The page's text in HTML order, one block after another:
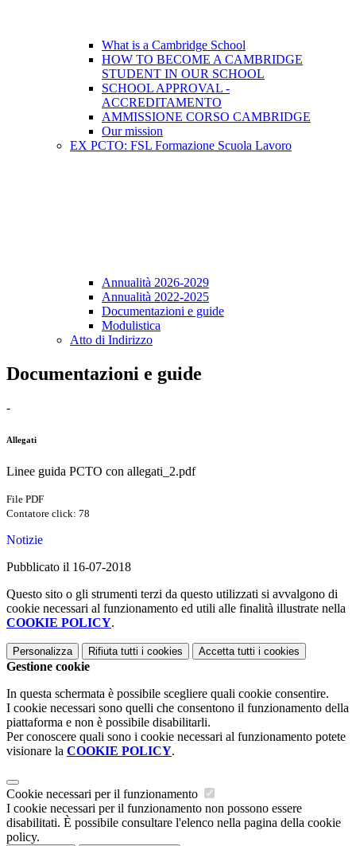
What is a Cambridge School
HOW TO BECOME A CAMBRIDGE
STUDENT IN OUR SCHOOL
SCHOOL APPROVAL -
ACCREDITAMENTO
AMMISSIONE CORSO CAMBRIDGE
Our mission
EX PCTO: FSL Formazione Scuola Lavoro
Annualità 2026-2029
Annualità 2022-2025
Documentazioni e guide
Modulistica
Atto di Indirizzo
Documentazioni e guide
-
Allegati
Linee guida PCTO con allegati_2.pdf
File PDF
Contatore click: 78
Notizie
Pubblicato il 16-07-2018
Questo sito o gli strumenti terzi da questo utilizzati si avvalgono di
cookie necessari al funzionamento ed utili alle finalità illustrate nella
COOKIE POLICY.
Personalizza Rifiuta tutti i cookies Accetta tutti i cookies
Gestione cookie
In questa schermata è possibile scegliere quali cookie consentire.
I cookie necessari sono quelli che consentono il funzionamento della
piattaforma e non è possibile disabilitarli.
Per conoscere quali sono i cookie necessari al funzionamento potete
visionare la COOKIE POLICY.
Cookie necessari per il funzionamento
I cookie necessari per il funzionamento non possono essere
disabilitati. È possibile consultare l'elenco nella pagina della cookie
policy.